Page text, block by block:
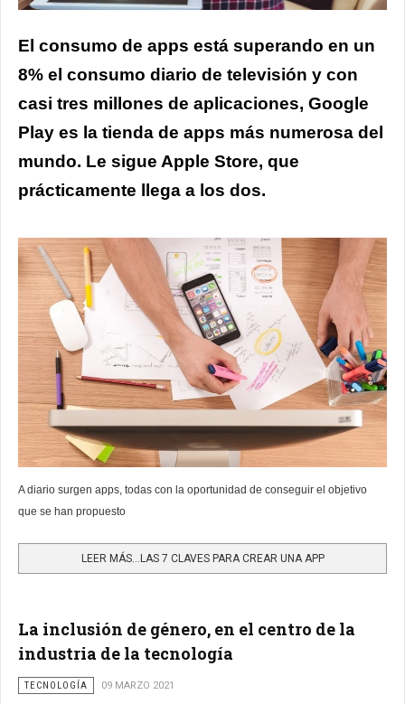
El consumo de apps está superando en un
8% el consumo diario de televisión y con
casi tres millones de aplicaciones, Google
Play es la tienda de apps más numerosa del
mundo. Le sigue Apple Store, que
prácticamente llega a los dos.
A diario surgen apps, todas con la oportunidad de conseguir el objetivo
que se han propuesto
LEER MÁS…LAS 7 CLAVES PARA CREAR UNA APP
La inclusión de género, en el centro de la
industria de la tecnología
TECNOLOGÍA 09 MARZO 2021